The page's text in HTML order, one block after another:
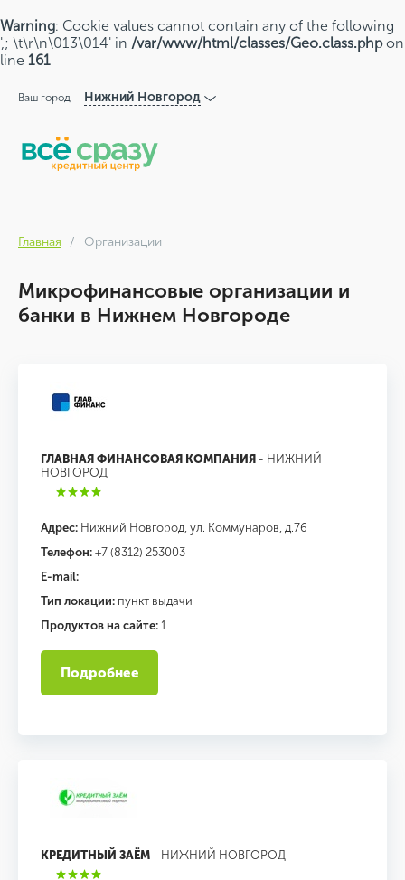
Warning: Cookie values cannot contain any of the following
',; \t\r\n\013\014' in /var/www/html/classes/Geo.class.phpon
line 161
Ваш город Нижний Новгород
Главная Организации
Микрофинансовые организации и
банки в Нижнем Новгороде
ГЛАВНАЯ ФИНАНСОВАЯ КОМПАНИЯ - НИЖНИЙ
НОВГОРОД
Адрес: Нижний Новгород, ул. Коммунаров, д.76
Телефон: +7 (8312) 253003
E-mail:
Тип локации: пункт выдачи
Продуктов на сайте: 1
Подробнее
КРЕДИТНЫЙ ЗАЁМ - НИЖНИЙ НОВГОРОД